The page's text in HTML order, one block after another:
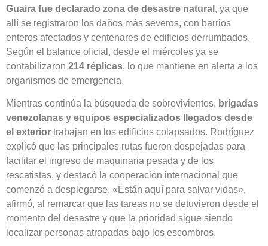
Guaira fue declarado zona de desastre natural , ya que
allí se registraron los daños más severos, con barrios
enteros afectados y centenares de edificios derrumbados.
Según el balance oficial, desde el miércoles ya se
contabilizaron 214 réplicas, lo que mantiene en alerta a los
organismos de emergencia.
Mientras continúa la búsqueda de sobrevivientes, brigadas
venezolanas y equipos especializados llegados desde
el exterior trabajan en los edificios colapsados. Rodríguez
explicó que las principales rutas fueron despejadas para
facilitar el ingreso de maquinaria pesada y de los
rescatistas, y destacó la cooperación internacional que
comenzó a desplegarse. «Están aquí para salvar vidas»,
afirmó, al remarcar que las tareas no se detuvieron desde el
momento del desastre y que la prioridad sigue siendo
localizar personas atrapadas bajo los escombros.